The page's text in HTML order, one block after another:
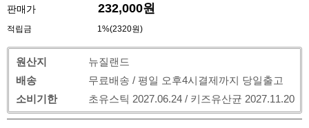
판매가
232,000원
적립금 1%(2320원)
원산지
뉴질랜드
배송
무료배송 / 평일 오후4시결제까지 당일출고
소비기한
초유스틱 2027.06.24 / 키즈유산균 2027.11.20